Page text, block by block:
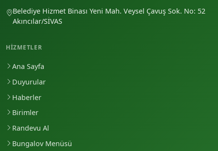
Belediye Hizmet Binası Yeni Mah. Veysel Çavuş Sok. No: 52
Akıncılar/SİVAS
HIZMETLER
Ana Sayfa
Duyurular
Haberler
Birimler
Randevu Al
Bungalov Menüsü